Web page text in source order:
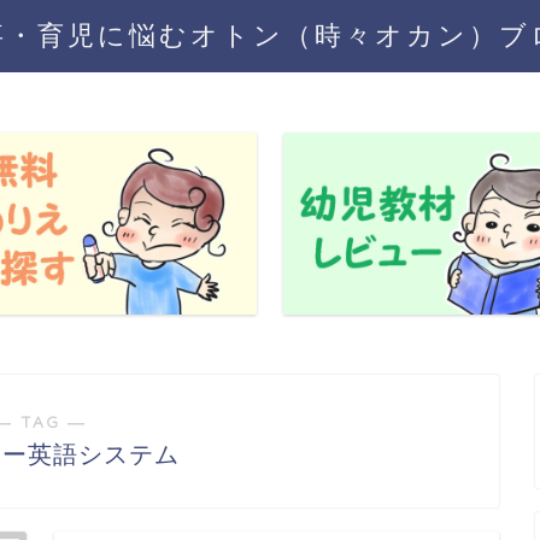
・育児に悩むオトン（時々オカン）ブ
TAG ―
英語システム